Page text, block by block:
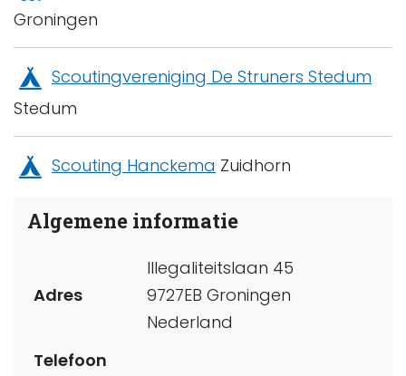
Groningen
Scoutingvereniging De Struners Stedum
Stedum
Scouting Hanckema Zuidhorn
Algemene informatie
Adres
Illegaliteitslaan 45
9727EB Groningen
Nederland
Telefoon